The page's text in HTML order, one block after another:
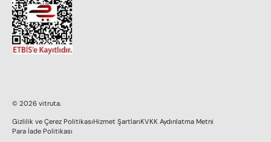
© 2026 vitruta.
Gizlilik ve Çerez PolitikasıHizmet ŞartlarıKVKK Aydınlatma Metni
Para İade Politikası